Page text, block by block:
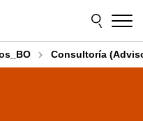
Consultoría